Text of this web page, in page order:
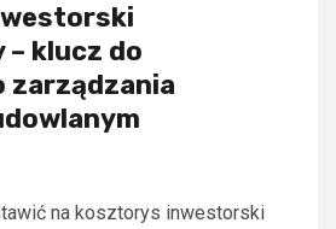
klucz do
zarządzania
na kosztorys inwestorski